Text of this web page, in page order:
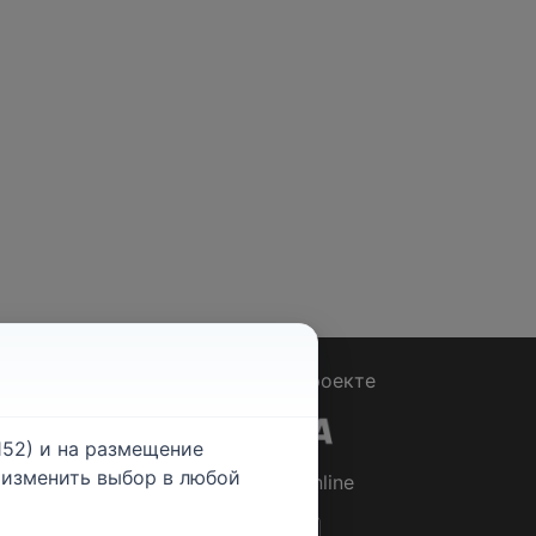
О проекте
© 2026Rabotniki.online
и на размещение
выбор в любой